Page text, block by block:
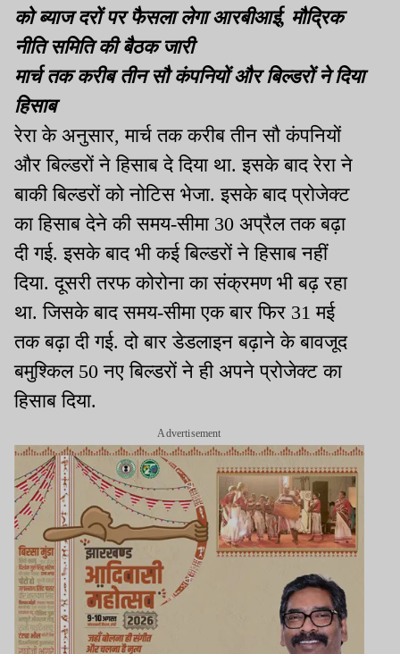
को ब्याज दरों पर फैसला लेगा आरबीआई, मौद्रिक
नीति समिति की बैठक जारी
मार्च तक करीब तीन सौ कंपनियों और बिल्डरों ने दिया
हिसाब
रेरा के अनुसार, मार्च तक करीब तीन सौ कंपनियों
और बिल्डरों ने हिसाब दे दिया था. इसके बाद रेरा ने
बाकी बिल्डरों को नोटिस भेजा. इसके बाद प्रोजेक्ट
का हिसाब देने की समय-सीमा 30 अप्रैल तक बढ़ा
दी गई. इसके बाद भी कई बिल्डरों ने हिसाब नहीं
दिया. दूसरी तरफ कोरोना का संक्रमण भी बढ़ रहा
था. जिसके बाद समय-सीमा एक बार फिर 31 मई
तक बढ़ा दी गई. दो बार डेडलाइन बढ़ाने के बावजूद
बमुश्किल 50 नए बिल्डरों ने ही अपने प्रोजेक्ट का
हिसाब दिया.
Advertisement